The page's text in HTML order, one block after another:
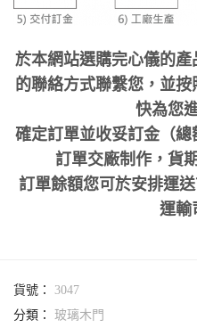
於本網站選購完心儀的
的聯絡方式聯繫您，並
快為您
確定訂單並收妥訂金（
訂單交廠制作，貨
訂單餘額您可於安排運
運輸
貨號： 3047
分類： 玻璃木門